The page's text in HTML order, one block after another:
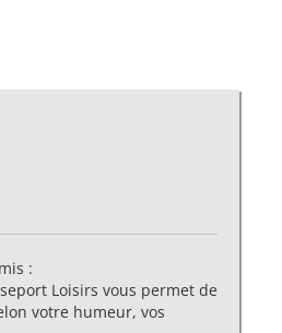
:
Loisirs vous permet de
votre humeur, vos